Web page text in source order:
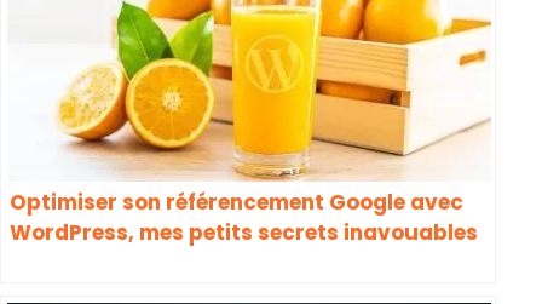
Optimiser son référencement Google avec
WordPress, mes petits secrets inavouables